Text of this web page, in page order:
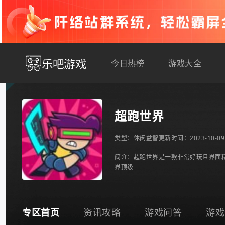
今日热榜 游戏大全
超跑世界
类型： 休闲益智更新时间：2023-10-
简介：超跑世界是一款非常好玩且界
界顶级
专区首页 资讯攻略 游戏问答 游